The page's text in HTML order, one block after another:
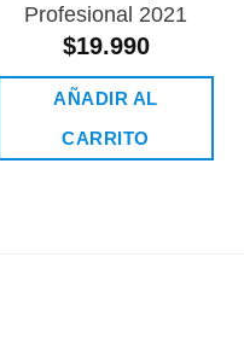
Profesional 2021
$19.990
AÑADIR AL
CARRITO